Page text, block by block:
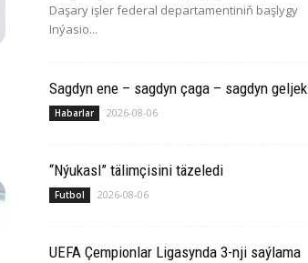
Daşary işler federal departamentiniň başlygy
Inýasio...
Sagdyn ene – sagdyn çaga – sagdyn geljek
Habarlar 2026-08-06
“Nýukasl” tälimçisini täzeledi
Futbol 2026-08-06
UEFA Çempionlar Ligasynda 3-nji saýlama